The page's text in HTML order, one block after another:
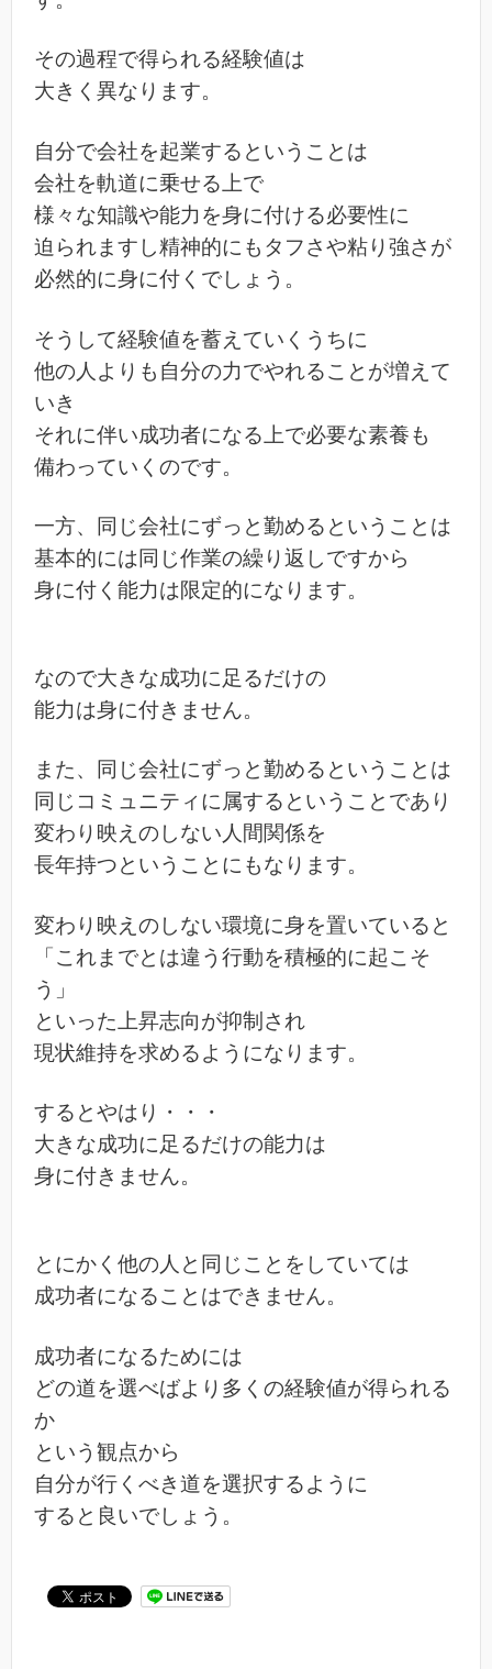
その過程で得られる経験値は
大きく異なります。
自分で会社を起業するということは
会社を軌道に乗せる上で
様々な知識や能力を身に付ける必要性に
迫られますし精神的にもタフさや粘り強さが
必然的に身に付くでしょう。
そうして経験値を蓄えていくうちに
他の人よりも自分の力でやれることが増えて
いき
それに伴い成功者になる上で必要な素養も
備わっていくのです。
一方、同じ会社にずっと勤めるということは
基本的には同じ作業の繰り返しですから
身に付く能力は限定的になります。
なので大きな成功に足るだけの
能力は身に付きません。
また、同じ会社にずっと勤めるということは
同じコミュニティに属するということであり
変わり映えのしない人間関係を
長年持つということにもなります。
変わり映えのしない環境に身を置いていると
「これまでとは違う行動を積極的に起こそ
う」
といった上昇志向が抑制され
現状維持を求めるようになります。
するとやはり・・・
大きな成功に足るだけの能力は
身に付きません。
とにかく他の人と同じことをしていては
成功者になることはできません。
成功者になるためには
どの道を選べばより多くの経験値が得られる
か
という観点から
自分が行くべき道を選択するように
すると良いでしょう。